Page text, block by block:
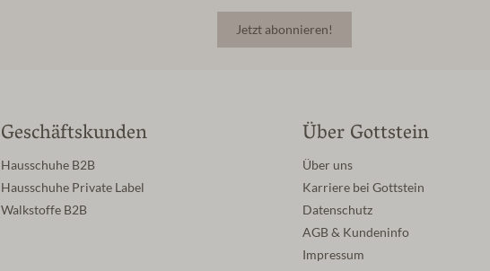
Jetzt abonnieren!
Geschäftskunden
Hausschuhe B2B
Hausschuhe Private Label
Walkstoffe B2B
Über Gottstein
Über uns
Karriere bei Gottstein
Datenschutz
AGB & Kundeninfo
Impressum